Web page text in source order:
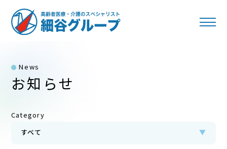
News
お知らせ
Category
すべて
▼